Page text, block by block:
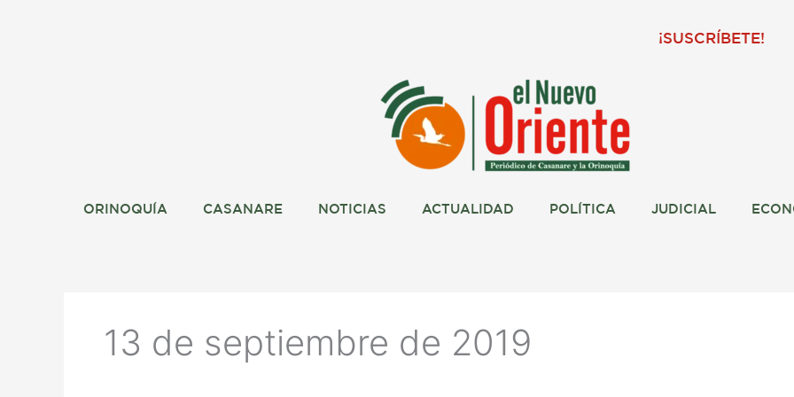
¡SUSCRÍBETE!
ORINOQUÍA CASANARE NOTICIAS ACTUALIDAD POLÍTICA JUDICIAL
13 de septiembre de 2019